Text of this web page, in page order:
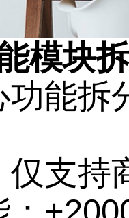
模块
功能拆
仅支持